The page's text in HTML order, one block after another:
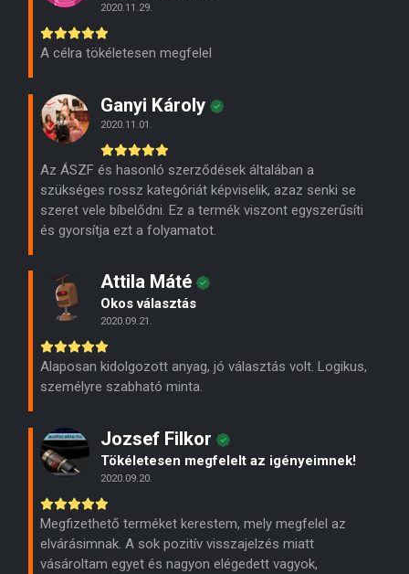
2020.11.29.
A célra tökéletesen megfelel
Ganyi Károly
2020.11.01.
Az ÁSZF és hasonló szerződések általában a
szükséges rossz kategóriát képviselik, azaz senki se
szeret vele bíbelődni. Ez a termék viszont egyszerűsíti
és gyorsítja ezt a folyamatot.
Attila Máté
Okos választás
2020.09.21.
Alaposan kidolgozott anyag, jó választás volt. Logikus,
személyre szabható minta.
Jozsef Filkor
Tökéletesen megfelelt az igényeimnek!
2020.09.20.
Megfizethető terméket kerestem, mely megfelel az
elvárásimnak. A sok pozitív visszajelzés miatt
vásároltam egyet és nagyon elégedett vagyok,